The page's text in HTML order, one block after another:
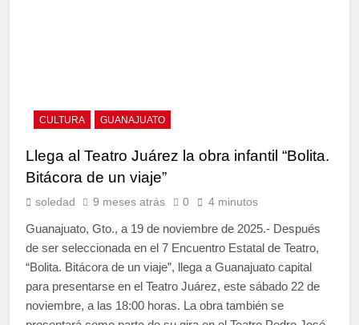
CULTURA GUANAJUATO
Llega al Teatro Juárez la obra infantil “Bolita.
Bitácora de un viaje”
soledad 9 meses atrás 0 4 minutos
Guanajuato, Gto., a 19 de noviembre de 2025.- Después
de ser seleccionada en el 7 Encuentro Estatal de Teatro,
“Bolita. Bitácora de un viaje”, llega a Guanajuato capital
para presentarse en el Teatro Juárez, este sábado 22 de
noviembre, a las 18:00 horas. La obra también se